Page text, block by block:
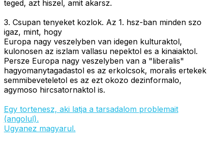
teged, azt hiszel, amit akarsz.
3. Csupan tenyeket kozlok. Az 1. hsz-ban minden szo
igaz, mint, hogy
Europa nagy veszelyben van idegen kulturaktol,
kulonosen az iszlam vallasu nepektol es a kinaiaktol.
Persze Europa nagy veszelyben van a "liberalis"
hagyomanytagadastol es az erkolcsok, moralis ertekek
semmibeveteletol es az ezt okozo dezinformalo,
agymoso hircsatornaktol is.
Egy tortenesz, aki latja a tarsadalom problemait
(angolul).
Ugyanez magyarul.